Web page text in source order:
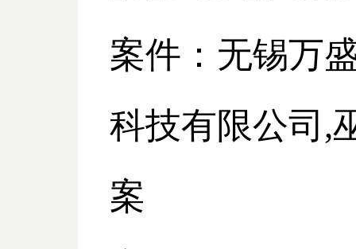
案件：无锡万
科技有限公司 ,
案